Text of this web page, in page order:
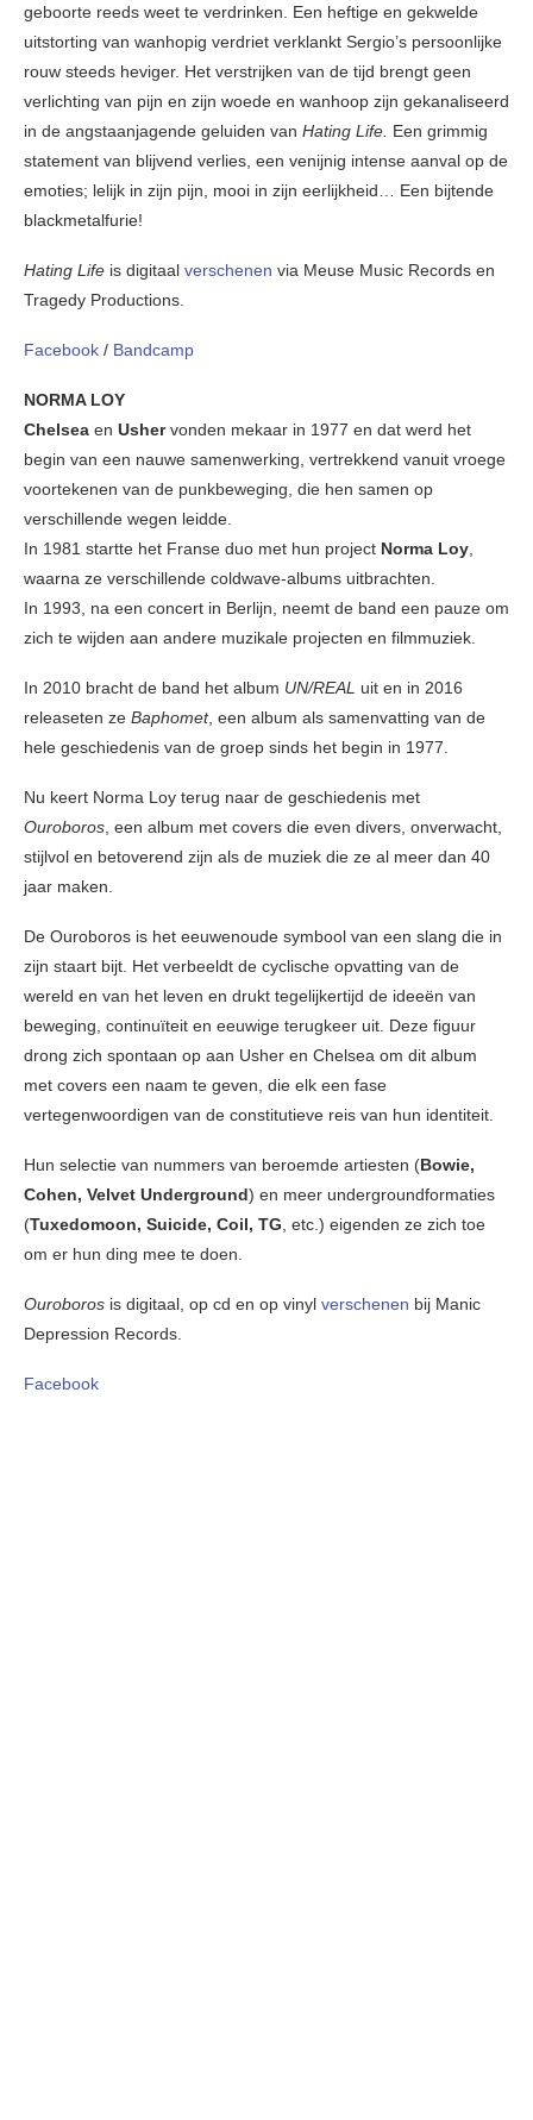
geboorte reeds weet te verdrinken. Een heftige en gekwelde
uitstorting van wanhopig verdriet verklankt Sergio’s persoonlijke
rouw steeds heviger. Het verstrijken van de tijd brengt geen
verlichting van pijn en zijn woede en wanhoop zijn gekanaliseerd
in de angstaanjagende geluiden van Hating Life. Een grimmig
statement van blijvend verlies, een venijnig intense aanval op de
emoties; lelijk in zijn pijn, mooi in zijn eerlijkheid… Een bijtende
blackmetalfurie!
Hating Life is digitaal verschenen via Meuse Music Records en
Tragedy Productions.
Facebook / Bandcamp
NORMA LOY
Chelsea en Ushervonden mekaar in 1977 en dat werd het
begin van een nauwe samenwerking, vertrekkend vanuit vroege
voortekenen van de punkbeweging, die hen samen op
verschillende wegen leidde.
In 1981 startte het Franse duo met hun project Norma Loy
waarna ze verschillende coldwave-albums uitbrachten.
In 1993, na een concert in Berlijn, neemt de band een pauze om
zich te wijden aan andere muzikale projecten en filmmuziek.
In 2010 bracht de band het album UN/REAL uit en in 2016
releaseten ze Baphomet, een album als samenvatting van de
hele geschiedenis van de groep sinds het begin in 1977.
Nu keert Norma Loy terug naar de geschiedenis met
Ouroboros , een album met covers die even divers, onverwacht,
stijlvol en betoverend zijn als de muziek die ze al meer dan 40
jaar maken.
De Ouroboros is het eeuwenoude symbool van een slang die in
zijn staart bijt. Het verbeeldt de cyclische opvatting van de
wereld en van het leven en drukt tegelijkertijd de ideeën van
beweging, continuïteit en eeuwige terugkeer uit. Deze figuur
drong zich spontaan op aan Usher en Chelsea om dit album
met covers een naam te geven, die elk een fase
vertegenwoordigen van de constitutieve reis van hun identiteit.
Hun selectie van nummers van beroemde artiesten (Bowie,
Cohen, Velvet Underground) en meer undergroundformaties
(Tuxedomoon, Suicide, Coil, TG , etc.) eigenden ze zich toe
om er hun ding mee te doen.
Ouroboros is digitaal, op cd en op vinyl verschenen bij Manic
Depression Records.
Facebook